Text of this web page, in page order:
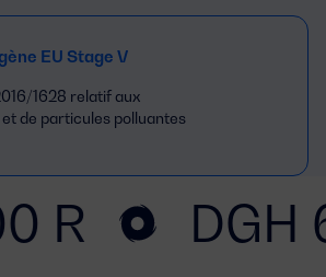
EU Stage V
1628 relatif aux
de particules polluantes
R DGH